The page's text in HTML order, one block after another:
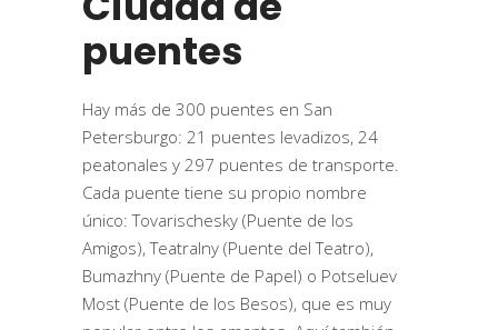
puentes
Hay más de 300 puentes en San
Petersburgo: 21 puentes levadizos, 24
peatonales y 297 puentes de transporte.
Cada puente tiene su propio nombre
único: Tovarischesky (Puente de los
Amigos), Teatralny (Puente del Teatro),
Bumazhny (Puente de Papel) o Potseluev
Most (Puente de los Besos), que es muy